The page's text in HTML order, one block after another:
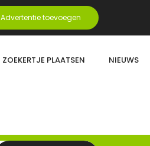
Advertentie toevoegen
ZOEKERTJE PLAATSEN NIEUWS